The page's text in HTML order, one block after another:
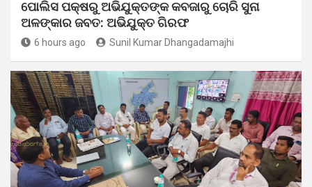
ପୋଲିସ ପକ୍ଷରୁ ଅଭିଯୁକ୍ତଙ୍କ କବଜାରୁ ଚୋରି ସୁନା
ଅଳଙ୍କାର ଜବତ: ଅଭିଯୁକ୍ତ ଗିରଫ
6 hours ago Sunil Kumar Dhangadamajhi